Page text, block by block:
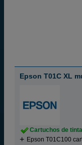
Epson T01C XL
Cartuchos de
Epson T01C100